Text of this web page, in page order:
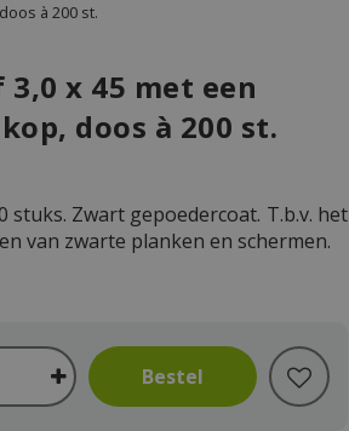
à 200 st.
3,0 x 45 met een
doos à 200 st.
stuks. Zwart gepoedercoat. T.b.v. het
van zwarte planken en schermen.